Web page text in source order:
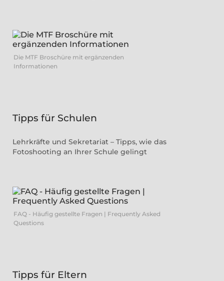
Die MTF Broschüre mit ergänzenden
Informationen
Tipps für Schulen
Lehrkräfte und Sekretariat – Tipps, wie das
Fotoshooting an Ihrer Schule gelingt
FAQ - Häufig gestellte Fragen | Frequently Asked
Questions
Tipps für Eltern